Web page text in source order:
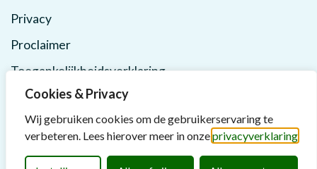
Cookies & Privacy
Wij gebruiken cookies om de gebruikerservaring te
verbeteren. Lees hierover meer in onzeprivacyverklaring
Privacy
Proclaimer
Toegankelijkheidsverklaring